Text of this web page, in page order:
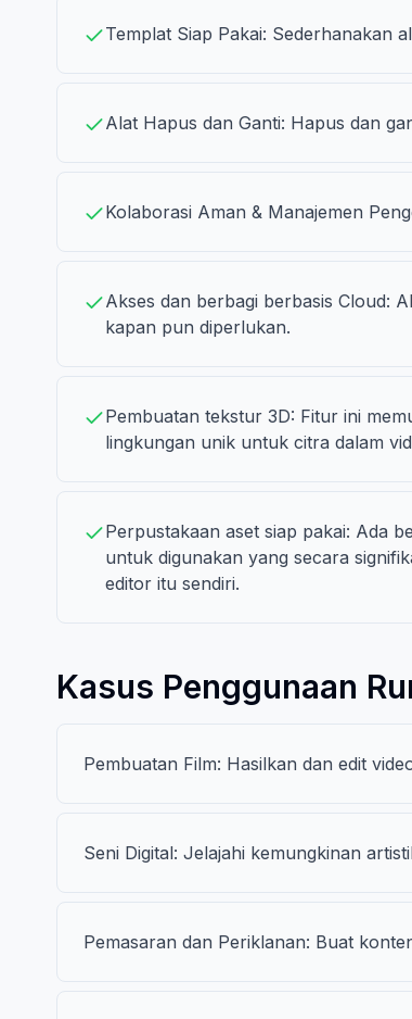
Templat Siap Pakai: Sederhanakan
Alat Hapus dan Ganti: Hapus dan
Kolaborasi Aman & Manajemen
Akses dan berbagi berbasis Cloud:
kapan pun diperlukan.
Pembuatan tekstur 3D: Fitur ini
lingkungan unik untuk citra dalam
Perpustakaan aset siap pakai: Ada
untuk digunakan yang secara
editor itu sendiri.
Kasus Penggunaan
Pembuatan Film: Hasilkan dan edit
Seni Digital: Jelajahi kemungkinan
Pemasaran dan Periklanan: Buat